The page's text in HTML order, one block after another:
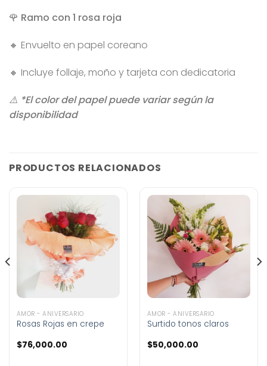
🌹 Ramo con 1 rosa roja
🔸 Envuelto en papel coreano
🔸 Incluye follaje, moño y tarjeta con dedicatoria
⚠️ *El color del papel puede variar según la
disponibilidad
PRODUCTOS RELACIONADOS
AMOR - ANIVERSARIO
Rosas Rojas en crepe
$76,000.00
AMOR - ANIVERSARIO
Surtido tonos claros
$50,000.00